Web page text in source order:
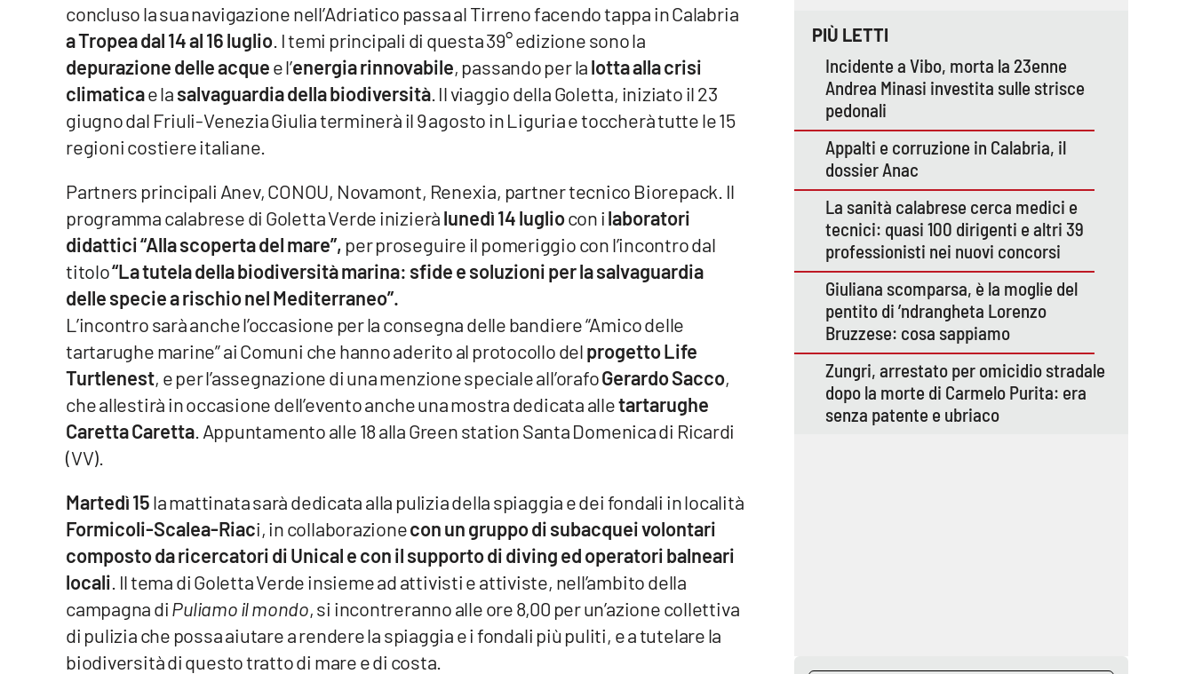
Streaming
LaC Network
Vibo Valentia
Buona Sanità Calabria
Calabriavisione
concluso la sua navigazione nell’Adriatico passa al Tirreno facendo tappa in Calabria
a Tropea dal 14 al 16 luglio . I temi principali di questa 39° edizione sono la
depurazione delle acquee l’energia rinnovabile, passando per lalotta alla crisi
climaticae lasalvaguardia della biodiversità. Il viaggio della Goletta, iniziato il 23
giugno dal Friuli-Venezia Giulia terminerà il 9 agosto in Liguria e toccherà tutte le 15
regioni costiere italiane.
Partners principali Anev, CONOU, Novamont, Renexia, partner tecnico Biorepack. Il
programma calabrese di Goletta Verde inizieràlunedì 14 lugliocon ilaboratori
didattici “Alla scoperta del mare”, per proseguire il pomeriggio con l’incontro dal
titolo“La tutela della biodiversità marina: sfide e soluzioni per la salvaguardia
delle specie a rischio nel Mediterraneo”.
L’incontro sarà anche l’occasione per la consegna delle bandiere “Amico delle
tartarughe marine” ai Comuni che hanno aderito al protocollo delprogetto Life
Turtlenest, e per l’assegnazione di una menzione speciale all’orafoGerardo Sacco,
che allestirà in occasione dell’evento anche una mostra dedicata alletartarughe
Caretta Caretta . Appuntamento alle 18 alla Green station Santa Domenica di Ricardi
(VV).
Martedì 15la mattinata sarà dedicata alla pulizia della spiaggia e dei fondali in località
Formicoli-Scalea-Riaci, in collaborazionecon un gruppo di subacquei volontari
composto da ricercatori di Unical e con il supporto di diving ed operatori balneari
locali . Il tema di Goletta Verde insieme ad attivisti e attiviste, nell’ambito della
campagna diPuliamo il mondo, si incontreranno alle ore 8,00 per un’azione collettiva
di pulizia che possa aiutare a rendere la spiaggia e i fondali più puliti, e a tutelare la
biodiversità di questo tratto di mare e di costa.
PIÙ LETTI
Incidente a Vibo, morta la 23enne
Andrea Minasi investita sulle strisce
pedonali
Appalti e corruzione in Calabria, il
dossier Anac
La sanità calabrese cerca medici e
tecnici: quasi 100 dirigenti e altri 39
professionisti nei nuovi concorsi
Giuliana scomparsa, è la moglie del
pentito di ’ndrangheta Lorenzo
Bruzzese: cosa sappiamo
Zungri, arrestato per omicidio stradale
dopo la morte di Carmelo Purita: era
senza patente e ubriaco